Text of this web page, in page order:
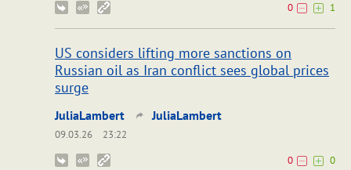
0
1
US considers lifting more sanctions on
Russian oil as Iran conflict sees global prices
surge
JuliaLambert JuliaLambert
09.03.26
23:22
0
0